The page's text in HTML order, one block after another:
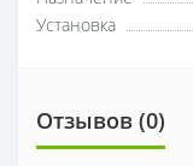
Установка
Отзывов (0)